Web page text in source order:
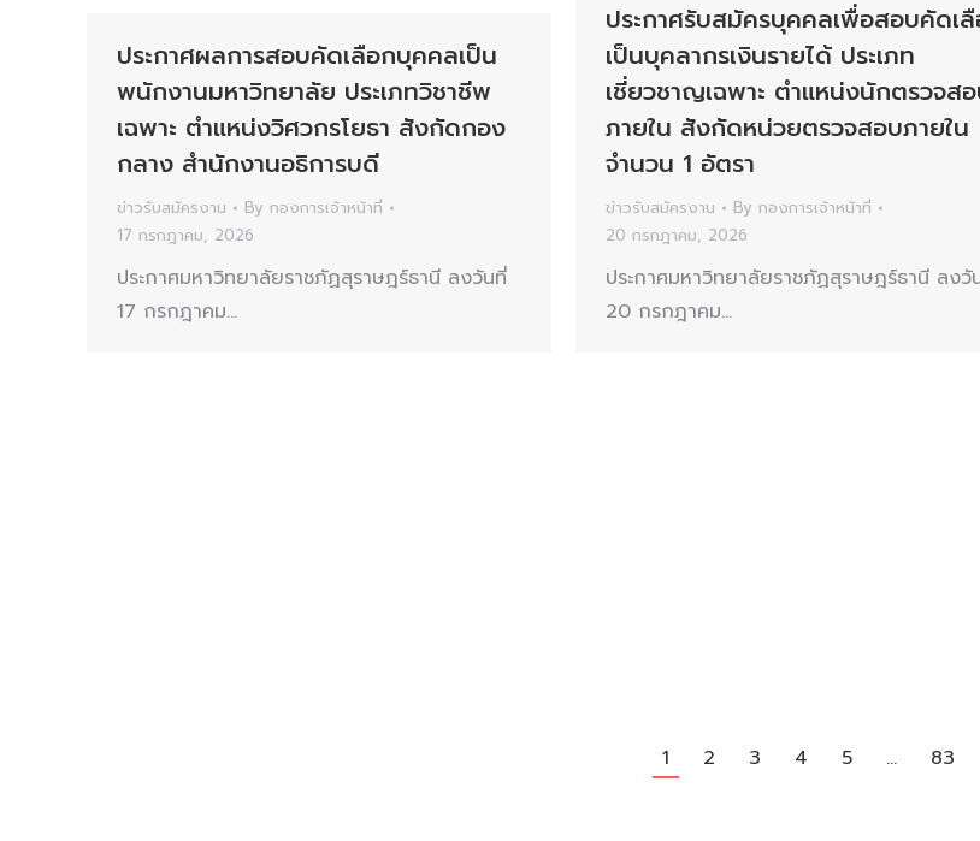
ประกาศรับสมัครบุคคลเพื่อสอบคัดเ
เป็นบุคลากรเงินรายได้ ประเภท
เชี่ยวชาญเฉพาะ ตำแหน่งนักตรวจส
ภายใน สังกัดหน่วยตรวจสอบภายใน
จำนวน 1 อัตรา
ข่าวรับสมัครงาน By กองการเจ้าหน้าที่
20 กรกฎาคม, 2026
ประกาศมหาวิทยาลัยราชภัฏสุราษฎร์ธานี ลงวั
20 กรกฎาคม…
ประกาศผลการสอบคัดเลือกบุคคลเป็น
พนักงานมหาวิทยาลัย ประเภทวิชาชีพ
เฉพาะ ตำแหน่งวิศวกรโยธา สังกัดกอง
กลาง สำนักงานอธิการบดี
ข่าวรับสมัครงาน By กองการเจ้าหน้าที่
17 กรกฎาคม, 2026
ประกาศมหาวิทยาลัยราชภัฏสุราษฎร์ธานี ลงวันที่
17 กรกฎาคม…
1 2 3 4 5 … 83